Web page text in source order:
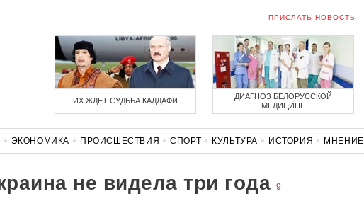
ПРИСЛАТЬ НОВОСТЬ
ИХ ЖДЕТ СУДЬБА КАДДАФИ
ДИАГНОЗ БЕЛОРУССКОЙ
МЕДИЦИНЕ
ЭКОНОМИКА ПРОИСШЕСТВИЯ СПОРТ КУЛЬТУРА ИСТОРИЯ МНЕНИЕ
не видела три года 9